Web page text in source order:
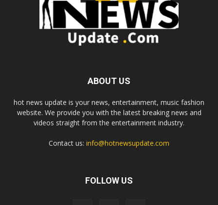
ABOUT US
hot news update is your news, entertainment, music fashion
website. We provide you with the latest breaking news and
videos straight from the entertainment industry.
Contact us: info@hotnewsupdate.com
FOLLOW US